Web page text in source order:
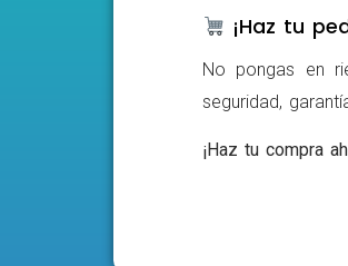
¡Haz tu
No pongas en
seguridad,
¡Haz tu compra